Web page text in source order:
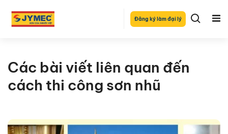
Đăng ký làm đại lý
Các bài viết liên quan đến
cách thi công sơn nhũ